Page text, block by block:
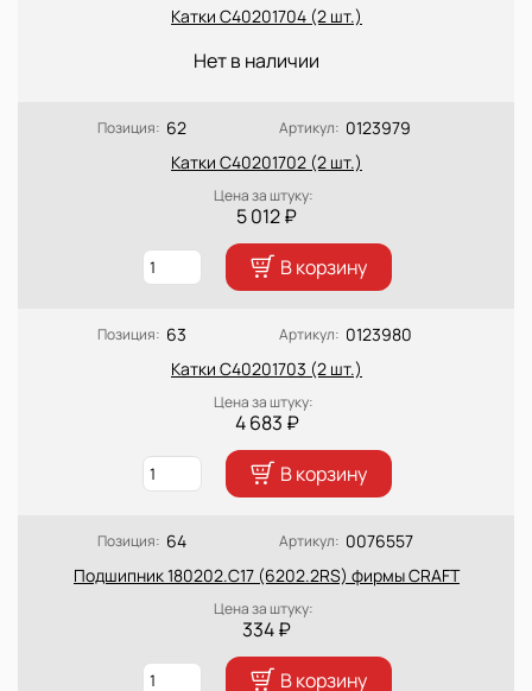
Катки C40201704 (2 шт.)
Нет в наличии
Позиция: 62 Артикул: 0123979
Катки C40201702 (2 шт.)
Цена за штуку:
5 012 ₽
В корзину
Позиция: 63 Артикул: 0123980
Катки C40201703 (2 шт.)
Цена за штуку:
4 683 ₽
В корзину
Позиция: 64 Артикул: 0076557
Подшипник 180202.С17 (6202.2RS) фирмы CRAFT
Цена за штуку:
334 ₽
В корзину